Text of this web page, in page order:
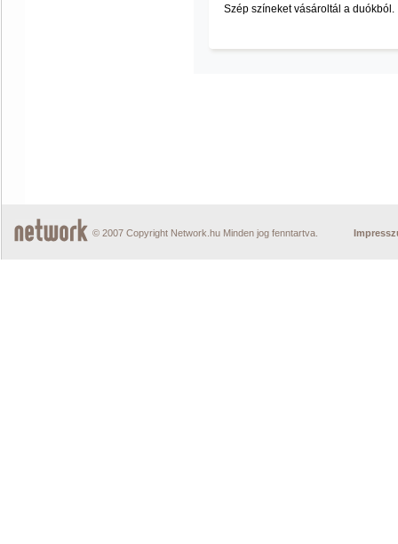
Szép színeket vásároltál a duókból.
© 2007 Copyright Network.hu Minden jog fenntartva.